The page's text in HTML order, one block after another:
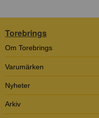
Torebrings
Om Torebrings
Varumärken
Nyheter
Arkiv